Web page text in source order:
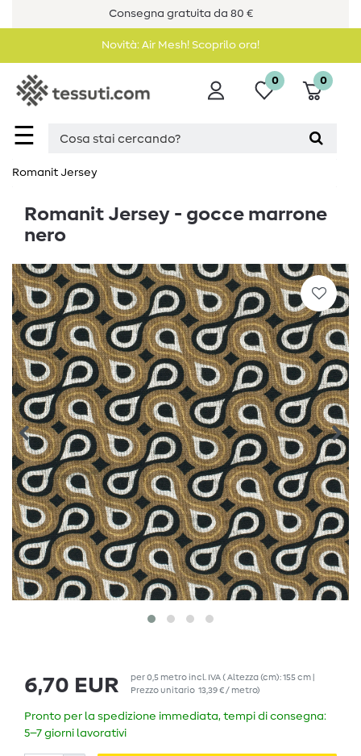
Consegna gratuita da 80 €
Novità: Air Mesh! Scoprilo ora!
☰
0 0
Romanit Jersey
Romanit Jersey - gocce marrone
nero
6,70 EUR per0,5 metro incl. IVA( Altezza (cm): 155 cm |
Prezzo unitario 13,39 € / metro)
Pronto per la spedizione immediata, tempi di consegna:
5–7 giorni lavorativi